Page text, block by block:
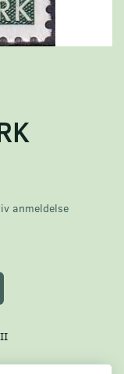
anmeldelse